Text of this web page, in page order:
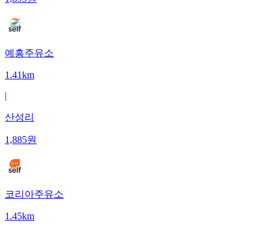
예흥주유소
1.41km
|
산성리
1,885원
코리아주유소
1.45km